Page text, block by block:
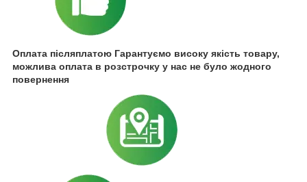
Оплата післяплатою Гарантуємо високу якість товару,
можлива оплата в розстрочку у нас не було жодного
повернення